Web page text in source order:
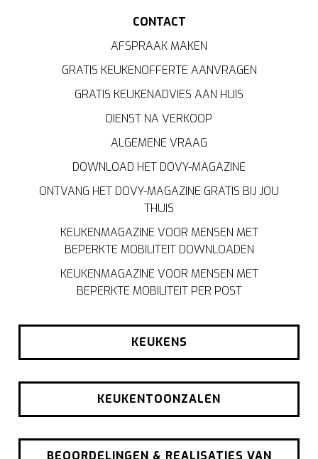
CONTACT
AFSPRAAK MAKEN
GRATIS KEUKENOFFERTE AANVRAGEN
GRATIS KEUKENADVIES AAN HUIS
DIENST NA VERKOOP
ALGEMENE VRAAG
DOWNLOAD HET DOVY-MAGAZINE
ONTVANG HET DOVY-MAGAZINE GRATIS BIJ JOU
THUIS
KEUKENMAGAZINE VOOR MENSEN MET
BEPERKTE MOBILITEIT DOWNLOADEN
KEUKENMAGAZINE VOOR MENSEN MET
BEPERKTE MOBILITEIT PER POST
KEUKENS
KEUKENTOONZALEN
BEOORDELINGEN & REALISATIES VAN